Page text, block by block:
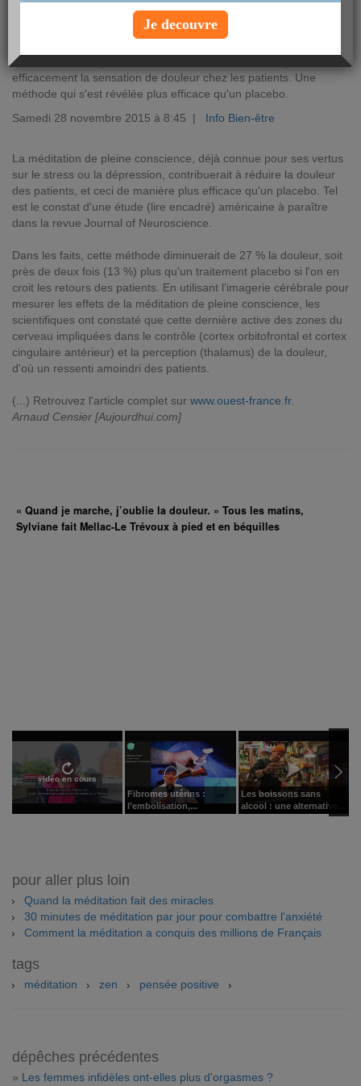
La méditation de pleine conscience aiderait à réduire plus
efficacement la sensation de douleur chez les patients. Une
méthode qui s'est révélée plus efficace qu'un placebo.
Samedi 28 novembre 2015 à 8:45 | Info Bien-être
La méditation de pleine conscience, déjà connue pour ses vertus
sur le stress ou la dépression, contribuerait à réduire la douleur
des patients, et ceci de manière plus efficace qu'un placebo. Tel
est le constat d'une étude (lire encadré) américaine à paraître
dans la revue Journal of Neuroscience.
Dans les faits, cette méthode diminuerait de 27 % la douleur, soit
près de deux fois (13 %) plus qu'un traitement placebo si l'on en
croit les retours des patients. En utilisant l'imagerie cérébrale pour
mesurer les effets de la méditation de pleine conscience, les
scientifiques ont constaté que cette dernière active des zones du
cerveau impliquées dans le contrôle (cortex orbitofrontal et cortex
cingulaire antérieur) et la perception (thalamus) de la douleur,
d'où un ressenti amoindri des patients.
(...) Retrouvez l'article complet sur www.ouest-france.fr.
Arnaud Censier [Aujourdhui.com]
« Quand je marche, j’oublie la douleur. » Tous les matins,
Sylviane fait Mellac-Le Trévoux à pied et en béquilles
vidéo en cours
Fibromes utérins :
l’embolisation,...
Les boissons sans
alcool : une alternative...
pour aller plus loin
Quand la méditation fait des miracles
30 minutes de méditation par jour pour combattre l'anxiété
Comment la méditation a conquis des millions de Français
tags
méditation zen pensée positive
dépêches précédentes
» Les femmes infidèles ont-elles plus d'orgasmes ?
Je decouvre